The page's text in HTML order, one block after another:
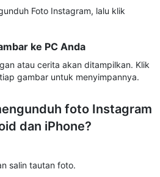
Foto Instagram, lalu klik
ke PC Anda
atau cerita akan ditampilkan. Klik
gambar untuk menyimpannya.
foto Instagram
dan iPhone?
salin tautan foto.